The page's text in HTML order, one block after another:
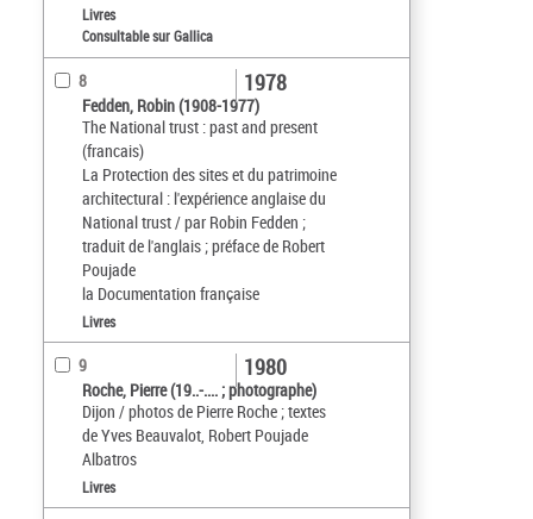
Livres
Consultable sur Gallica
8
Fedden, Robin (1908-1977)
The National trust : past and present
(francais)
La Protection des sites et du patrimoine
architectural : l'expérience anglaise du
National trust / par Robin Fedden ;
traduit de l'anglais ; préface de Robert
Poujade
la Documentation française
1978
Livres
9
Roche, Pierre (19..-.... ; photographe)
Dijon / photos de Pierre Roche ; textes
de Yves Beauvalot, Robert Poujade
Albatros
1980
Livres